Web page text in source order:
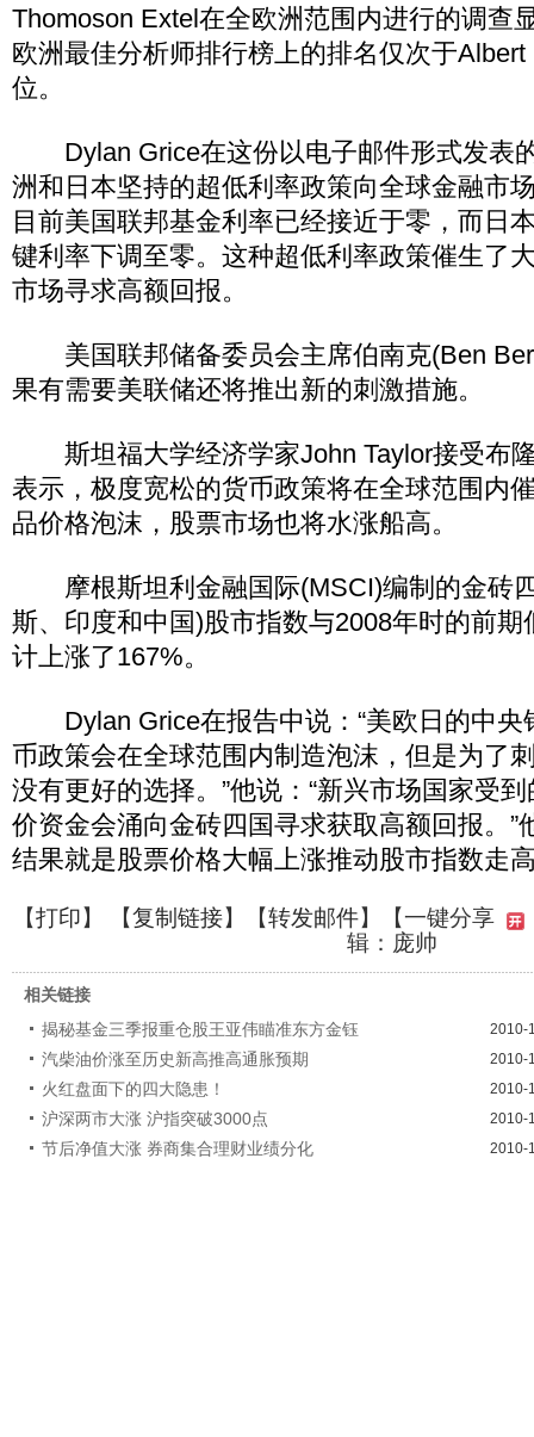
Thomoson Extel在全欧洲范围内进行的调查
欧洲最佳分析师排行榜上的排名仅次于
位。
Dylan Grice在这份以电子邮件形式发表
洲和日本坚持的超低利率政策向全球金融市
目前美国联邦基金利率已经接近于零，而日
键利率下调至零。这种超低利率政策催生了
市场寻求高额回报。
美国联邦储备委员会主席伯南克(Ben
果有需要美联储还将推出新的刺激措施。
斯坦福大学经济学家John Taylor接受布
表示，极度宽松的货币政策将在全球范围内
品价格泡沫，股票市场也将水涨船高。
摩根斯坦利金融国际(MSCI)编制的金砖
斯、印度和中国)股市指数与2008年时的前
计上涨了167%。
Dylan Grice在报告中说：“美欧日的中央
币政策会在全球范围内制造泡沫，但是为了
没有更好的选择。”他说：“新兴市场国家受
价资金会涌向金砖四国寻求获取高额回报。”
结果就是股票价格大幅上涨推动股市指数走
【打印】 【复制链接】【转发邮件】
【一键分享
辑：庞帅
相关链接
揭秘基金三季报重仓股王亚伟瞄准东方金钰
2010-
汽柴油价涨至历史新高推高通胀预期 2010-
火红盘面下的四大隐患！ 2010-
沪深两市大涨 沪指突破3000点 2010-
节后净值大涨 券商集合理财业绩分化 2010-